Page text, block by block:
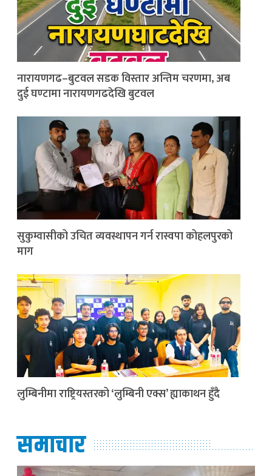
नारायणगढ–बुटवल सडक विस्तार अन्तिम चरणमा, अब
दुई घण्टामा नारायणगढदेखि बुटवल
सुकुम्वासीको उचित व्यवस्थापन गर्न रास्वपा कोहलपुरको
माग
लुम्बिनीमा राष्ट्रियस्तरको ‘लुम्बिनी एक्स’ ह्याकाथन हुँदै
समाचार